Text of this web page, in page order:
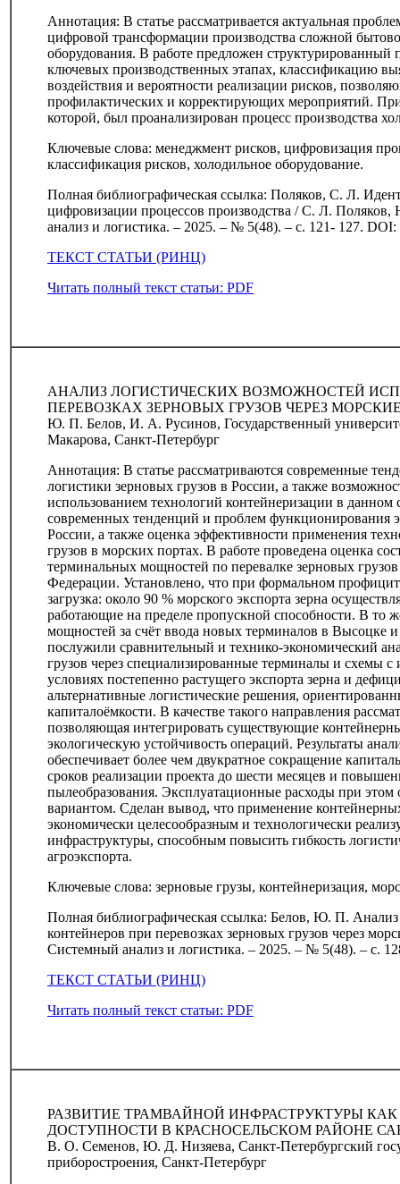
Аннотация: В статье рассматривается актуальная
цифровой трансформации производства сложной
оборудования. В работе предложен
ключевых производственных этапах, классификацию
воздействия и вероятности реализации рисков,
профилактических и корректирующих мероприятий.
которой, был проанализирован процесс производства
Ключевые слова: менеджмент рисков, цифровизация
классификация рисков, холодильное оборудование.
Полная библиографическая ссылка: Поляков, С. Л.
цифровизации процессов производства / С. Л.
анализ и логистика. – 2025. – № 5(48). – с. 121- 127.
ТЕКСТ СТАТЬИ (РИНЦ)
Читать полный текст статьи: PDF
АНАЛИЗ ЛОГИСТИЧЕСКИХ ВОЗМОЖНОСТЕЙ
ПЕРЕВОЗКАХ ЗЕРНОВЫХ ГРУЗОВ ЧЕРЕЗ
Ю. П. Белов, И. А. Русинов, Государственный
Макарова, Санкт-Петербург
Аннотация: В статье рассматриваются современные
логистики зерновых грузов в России, а также
использованием технологий контейнеризации в данном
современных тенденций и проблем функционирования
России, а также оценка эффективности применения
грузов в морских портах. В работе проведена оценка
терминальных мощностей по перевалке зерновых
Федерации. Установлено, что при формальном
загрузка: около 90 % морского экспорта зерна
работающие на пределе пропускной способности. В то
мощностей за счёт ввода новых терминалов в Высоцке
послужили сравнительный и технико-экономический
грузов через специализированные терминалы и схемы
условиях постепенно растущего экспорта зерна и
альтернативные логистические решения,
капиталоёмкости. В качестве такого направления
позволяющая интегрировать существующие
экологическую устойчивость операций. Результаты
обеспечивает более чем двукратное сокращение
сроков реализации проекта до шести месяцев и
пылеобразования. Эксплуатационные расходы при
вариантом. Сделан вывод, что применение
экономически целесообразным и технологически
инфраструктуры, способным повысить гибкость
агроэкспорта.
Ключевые слова: зерновые грузы, контейнеризация,
Полная библиографическая ссылка: Белов, Ю. П. Анализ
контейнеров при перевозках зерновых грузов через
Системный анализ и логистика. – 2025. – № 5(48). – с.
ТЕКСТ СТАТЬИ (РИНЦ)
Читать полный текст статьи: PDF
РАЗВИТИЕ ТРАМВАЙНОЙ ИНФРАСТРУКТУРЫ
ДОСТУПНОСТИ В КРАСНОСЕЛЬСКОМ РАЙОНЕ
В. О. Семенов, Ю. Д. Низяева, Санкт-Петербургский
приборостроения, Санкт-Петербург